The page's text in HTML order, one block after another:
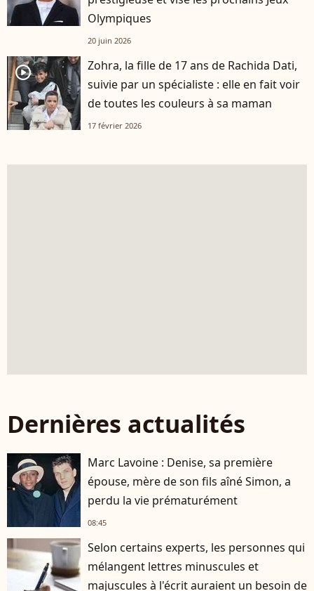
Olympiques
20 juin 2026
player2
Zohra, la fille de 17 ans de Rachida Dati,
suivie par un spécialiste : elle en fait voir
de toutes les couleurs à sa maman
17 février 2026
Dernières actualités
Marc Lavoine : Denise, sa première
épouse, mère de son fils aîné Simon, a
perdu la vie prématurément
08:45
Selon certains experts, les personnes qui
mélangent lettres minuscules et
majuscules à l'écrit auraient un besoin de